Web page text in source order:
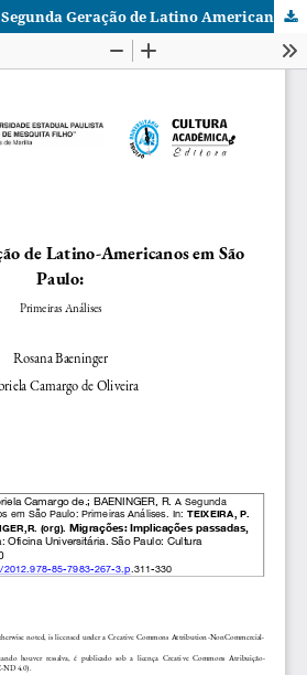
camila_carneiro, A Segunda Geração de Latino Americanos em São Paulo Primeiras Análises.pdf